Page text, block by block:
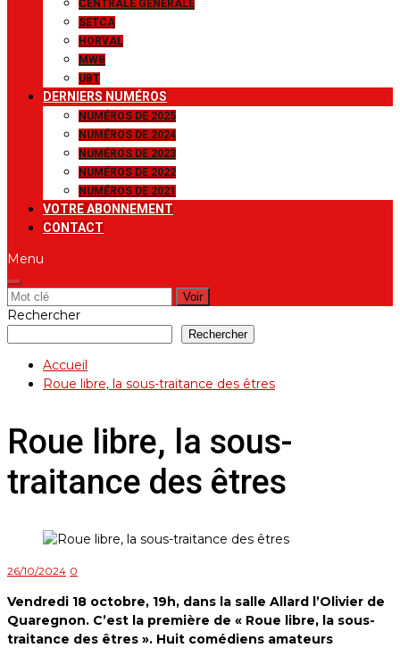
CENTRALE GÉNÉRALE
SETCA
HORVAL
MWB
UBT
DERNIERS NUMÉROS
NUMÉROS DE 2025
NUMÉROS DE 2024
NUMÉROS DE 2023
NUMÉROS DE 2022
NUMÉROS DE 2021
VOTRE ABONNEMENT
CONTACT
Menu
Rechercher:
Rechercher
Rechercher
Accueil
Roue libre, la sous-traitance des êtres
Roue libre, la sous-
traitance des êtres
26/10/2024 0
Vendredi 18 octobre, 19h, dans la salle Allard l’Olivier de
Quaregnon. C’est la première de « Roue libre, la sous-
traitance des êtres ». Huit comédiens amateurs